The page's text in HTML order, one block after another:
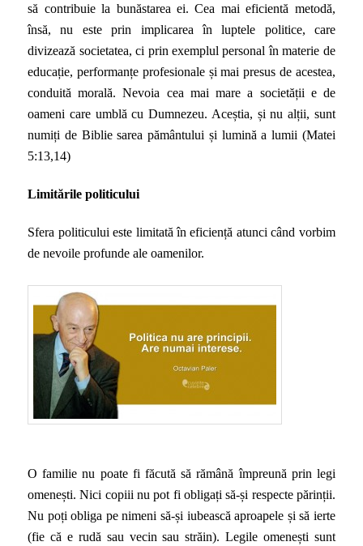
să contribuie la bunăstarea ei. Cea mai eficientă metodă,
însă, nu este prin implicarea în luptele politice, care
divizează societatea, ci prin exemplul personal în materie de
educație, performanțe profesionale și mai presus de acestea,
conduită morală. Nevoia cea mai mare a societății e de
oameni care umblă cu Dumnezeu. Aceștia, și nu alții, sunt
numiți de Biblie sarea pământului și lumină a lumii (Matei
5:13,14)
Limitările politicului
Sfera politicului este limitată în eficiență atunci când vorbim
de nevoile profunde ale oamenilor.
O familie nu poate fi făcută să rămână împreună prin legi
omenești. Nici copiii nu pot fi obligați să-și respecte părinții.
Nu poți obliga pe nimeni să-și iubească aproapele și să ierte
(fie că e rudă sau vecin sau străin). Legile omenești sunt